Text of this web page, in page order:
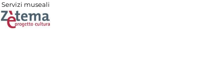
Servizi museali